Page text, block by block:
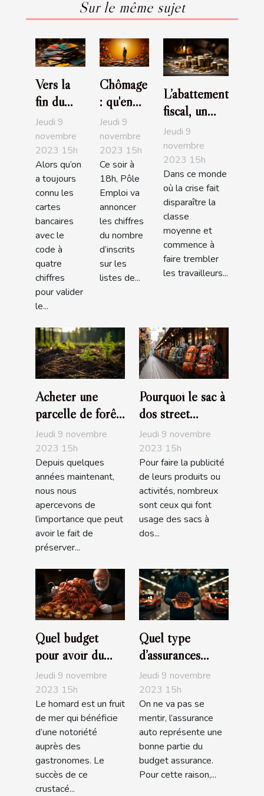
Sur le même sujet
Vers la
fin du
code
pour les
carte
bancaire
?
Jeudi 9
novembre
2023 15h
Alors qu’on
a toujours
connu les
cartes
bancaires
avec le
code à
quatre
chiffres
pour valider
le...
Chômage
: qu'en
est-il
entre les
deux
tours?
Jeudi 9
novembre
2023 15h
Ce soir à
18h, Pôle
Emploi va
annoncer
les chiffres
du nombre
d’inscrits
sur les
listes de...
L’abattement
fiscal, un
bon moyen
de
redescendre
dans les
barèmes
Jeudi 9
novembre
2023 15h
Dans ce monde
où la crise fait
disparaître la
classe
moyenne et
commence à
faire trembler
les travailleurs...
Acheter une
parcelle de forêt,
un investissement
écologique
Jeudi 9 novembre
2023 15h
Depuis quelques
années maintenant,
nous nous
apercevons de
l’importance que peut
avoir le fait de
préserver...
Pourquoi le sac à
dos street
marketing est
pratique ?
Jeudi 9 novembre
2023 15h
Pour faire la publicité
de leurs produits ou
activités, nombreux
sont ceux qui font
usage des sacs à
dos...
Quel budget
pour avoir du
bon homard?
Jeudi 9 novembre
2023 15h
Le homard est un fruit
de mer qui bénéficie
d’une notoriété
auprès des
gastronomes. Le
succès de ce
crustacé...
Quel type
d’assurances
choisir pour sa
voiture ?
Jeudi 9 novembre
2023 15h
On ne va pas se
mentir, l’assurance
auto représente une
bonne partie du
budget assurance.
Pour cette raison,...